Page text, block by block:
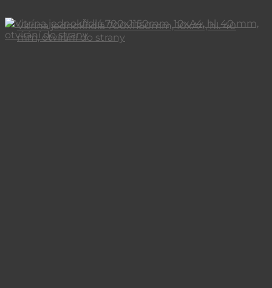
Vitrína jednokřídlá 700x1150mm, 10xA4, hl. 40
mm, otvírání do strany